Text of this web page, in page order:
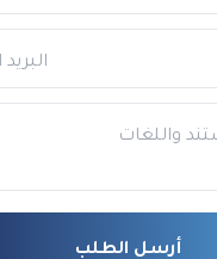
أرسل الطلب